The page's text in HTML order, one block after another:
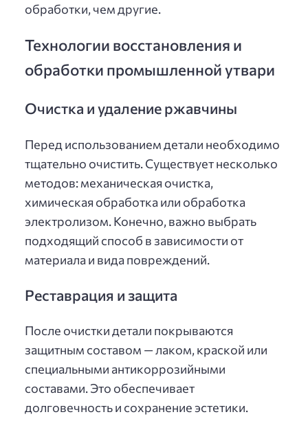
обработки, чем другие.
Технологии восстановления и
обработки промышленной утвари
Очистка и удаление ржавчины
Перед использованием детали необходимо
тщательно очистить. Существует несколько
методов: механическая очистка,
химическая обработка или обработка
электролизом. Конечно, важно выбрать
подходящий способ в зависимости от
материала и вида повреждений.
Реставрация и защита
После очистки детали покрываются
защитным составом — лаком, краской или
специальными антикоррозийными
составами. Это обеспечивает
долговечность и сохранение эстетики.